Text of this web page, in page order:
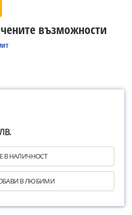
възможности
В НАЛИЧНОСТ
В ЛЮБИМИ